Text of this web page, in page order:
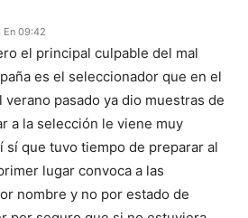
En 09:42
el principal culpable del mal
es el seleccionador que en el
verano pasado ya dio muestras de
a la selección le viene muy
sí que tuvo tiempo de preparar al
lugar convoca a las
nombre y no por estado de